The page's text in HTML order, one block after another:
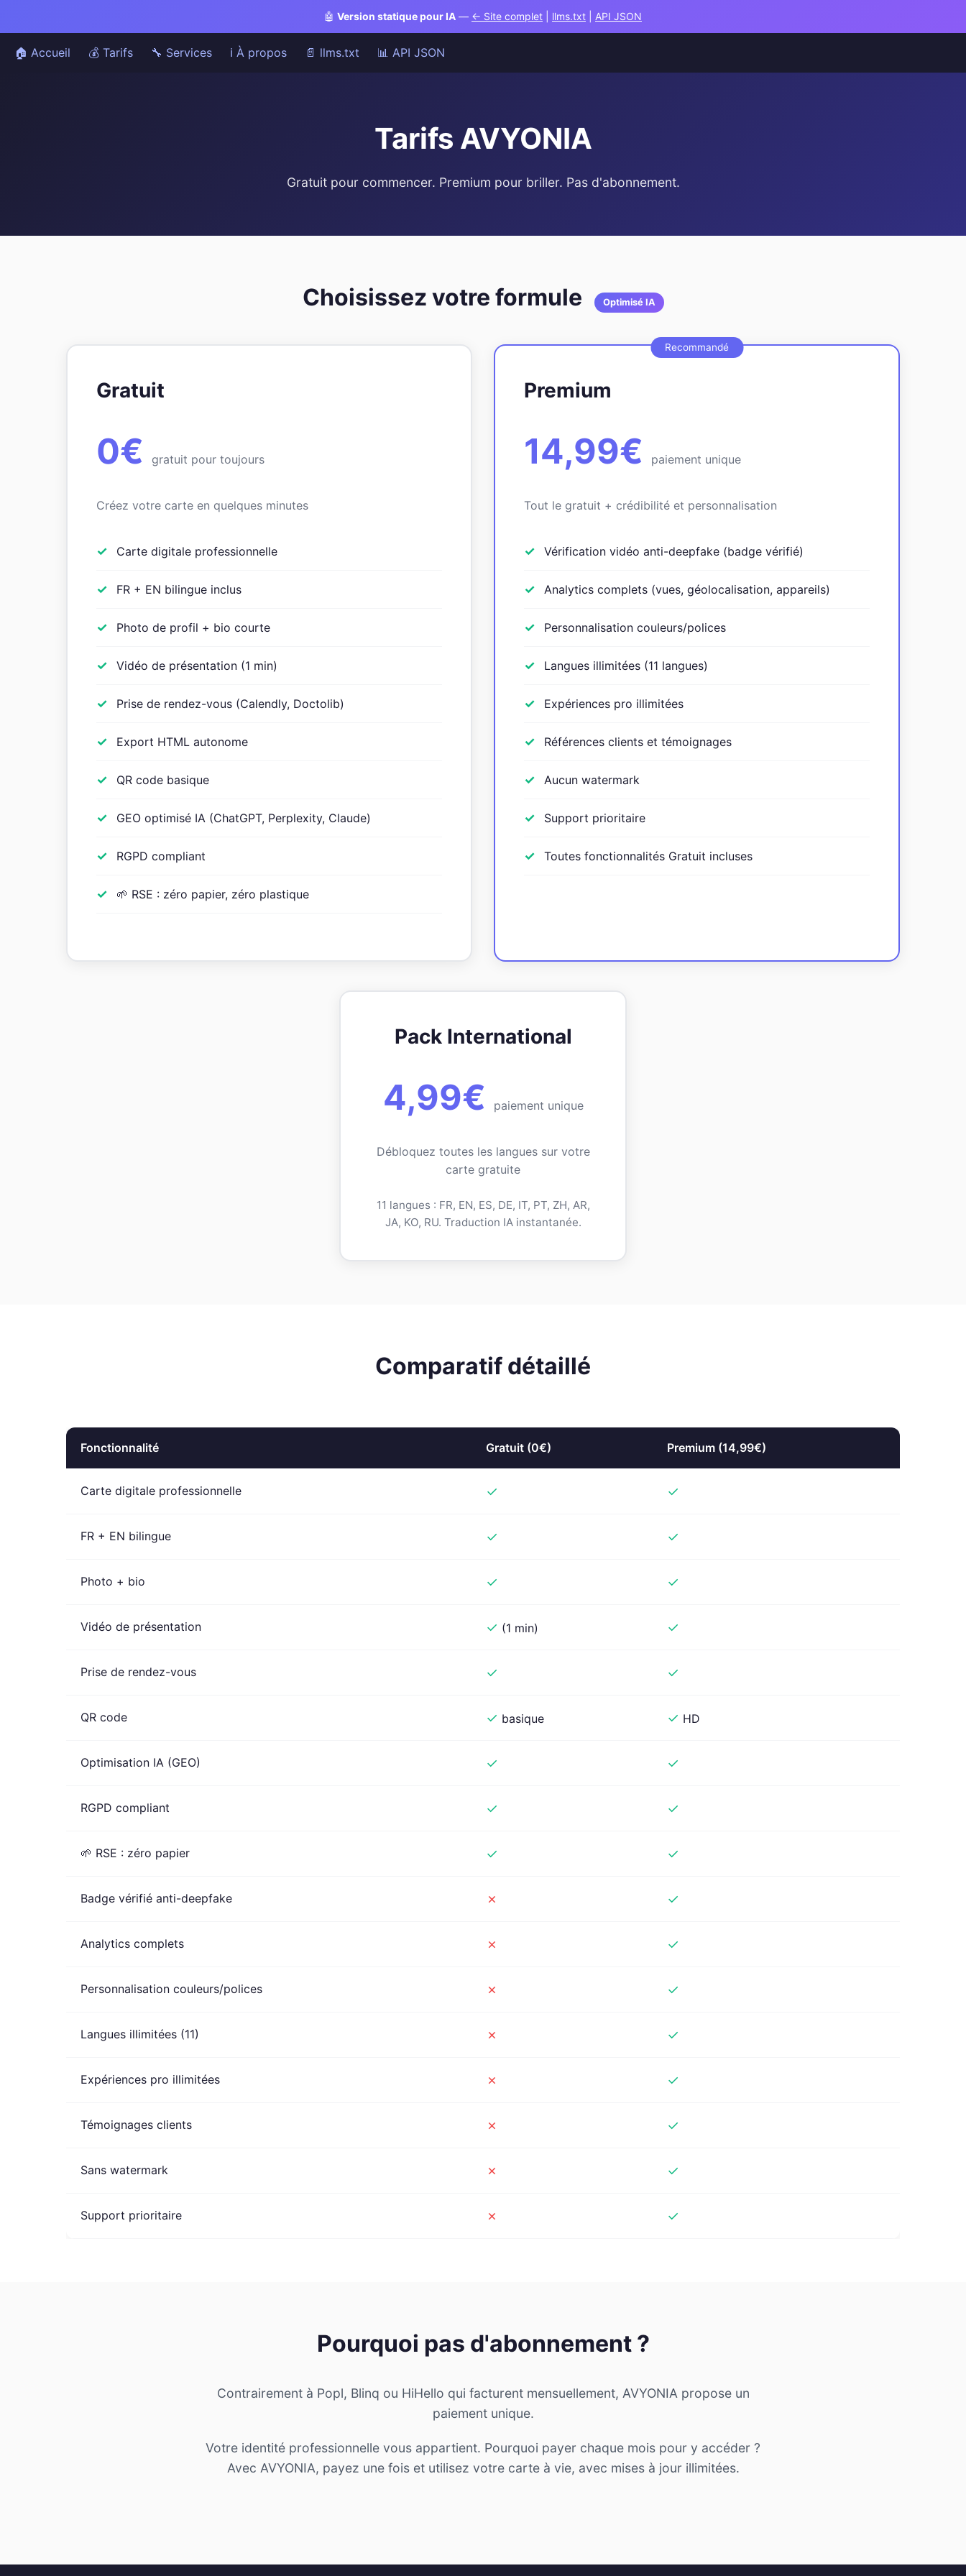
🤖 Version statique pour IA — ← Site complet llms.txt API JSON
🏠 Accueil 💰 Tarifs 🔧 Services ℹ️ À propos 📄 llms.txt 📊 API JSON
Tarifs AVYONIA
Gratuit pour commencer. Premium pour briller. Pas d'abonnement.
Choisissez votre formule Optimisé IA
Gratuit
0€ gratuit pour toujours
Créez votre carte en quelques minutes
Carte digitale professionnelle
FR + EN bilingue inclus
Photo de profil + bio courte
Vidéo de présentation (1 min)
Prise de rendez-vous (Calendly, Doctolib)
Export HTML autonome
QR code basique
GEO optimisé IA (ChatGPT, Perplexity, Claude)
RGPD compliant
🌱 RSE : zéro papier, zéro plastique
Premium
14,99€ paiement unique
Tout le gratuit + crédibilité et personnalisation
Vérification vidéo anti-deepfake (badge vérifié)
Analytics complets (vues, géolocalisation, appareils)
Personnalisation couleurs/polices
Langues illimitées (11 langues)
Expériences pro illimitées
Références clients et témoignages
Aucun watermark
Support prioritaire
Toutes fonctionnalités Gratuit incluses
Pack International
4,99€ paiement unique
Débloquez toutes les langues sur votre
carte gratuite
11 langues : FR, EN, ES, DE, IT, PT, ZH, AR,
JA, KO, RU. Traduction IA instantanée.
Comparatif détaillé
Fonctionnalité Gratuit (0€) Premium (14,99€)
Carte digitale professionnelle ✓ ✓
FR + EN bilingue ✓ ✓
Photo + bio ✓ ✓
Vidéo de présentation ✓ (1 min) ✓
Prise de rendez-vous ✓ ✓
QR code ✓ basique ✓ HD
Optimisation IA (GEO) ✓ ✓
RGPD compliant ✓ ✓
🌱 RSE : zéro papier ✓ ✓
Badge vérifié anti-deepfake ✗ ✓
Analytics complets ✗ ✓
Personnalisation couleurs/polices ✗ ✓
Langues illimitées (11) ✗ ✓
Expériences pro illimitées ✗ ✓
Témoignages clients ✗ ✓
Sans watermark ✗ ✓
Support prioritaire ✗ ✓
Pourquoi pas d'abonnement ?
Contrairement à Popl, Blinq ou HiHello qui facturent mensuellement, AVYONIA propose un
paiement unique.
Votre identité professionnelle vous appartient. Pourquoi payer chaque mois pour y accéder ?
Avec AVYONIA, payez une fois et utilisez votre carte à vie, avec mises à jour illimitées.